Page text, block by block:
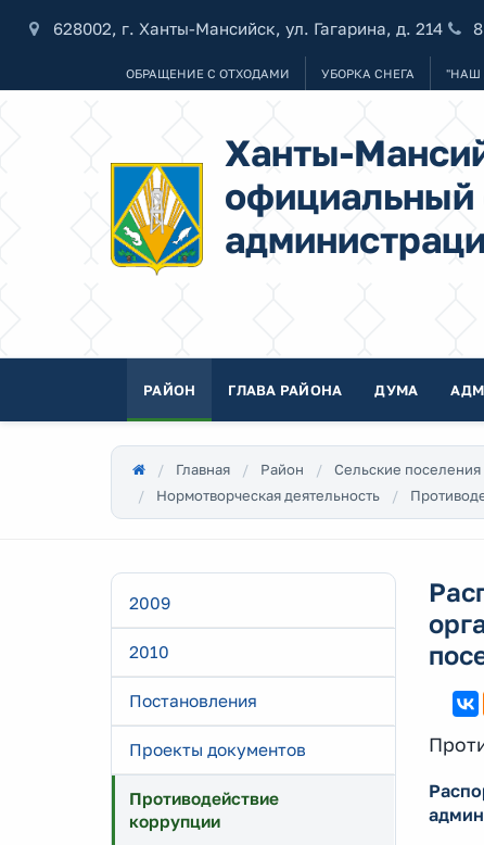
628002, г. Ханты-Мансийск, ул. Гагарина, д. 214
ОБРАЩЕНИЕ С ОТХОДАМИ УБОРКА СНЕГА "НАШ
Ханты-
официальный
РАЙОН ГЛАВА РАЙОНА ДУМА
Главная Район Сельские поселения
Нормотворческая деятельность
2009
2010
Постановления
Проекты документов
Противодействие
коррупции